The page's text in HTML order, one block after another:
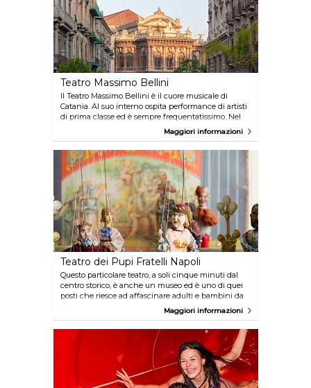
Teatro Massimo Bellini
Il Teatro Massimo Bellini è il cuore musicale di
Catania. Al suo interno ospita performance di artisti
di prima classe ed è sempre frequentatissimo. Nel
caso (improbabile) in cui non troviate niente di
vostro gradimento sul programma, potete anche
solo visitare i meravigliosi interni risalenti ad oltre
un secolo fa grazie ai tour guidati.
Maggiori informazioni
Teatro dei Pupi Fratelli Napoli
Questo particolare teatro, a soli cinque minuti dal
centro storico, è anche un museo ed è uno di quei
posti che riesce ad affascinare adulti e bambini da
generazioni. Il tema è ovviamente quello dei tipici
"pupi" siciliani, i quali i visitatori potranno imparare
ad usare, oltre che scoprire la loro storia. Se
desiderate assistere ad uno spettacolo ricordate di
controllare le date della pausa estiva.
Maggiori informazioni